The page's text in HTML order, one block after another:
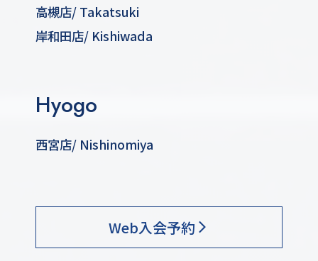
高槻店/ Takatsuki
岸和田店/ Kishiwada
Hyogo
西宮店/ Nishinomiya
Web入会予約